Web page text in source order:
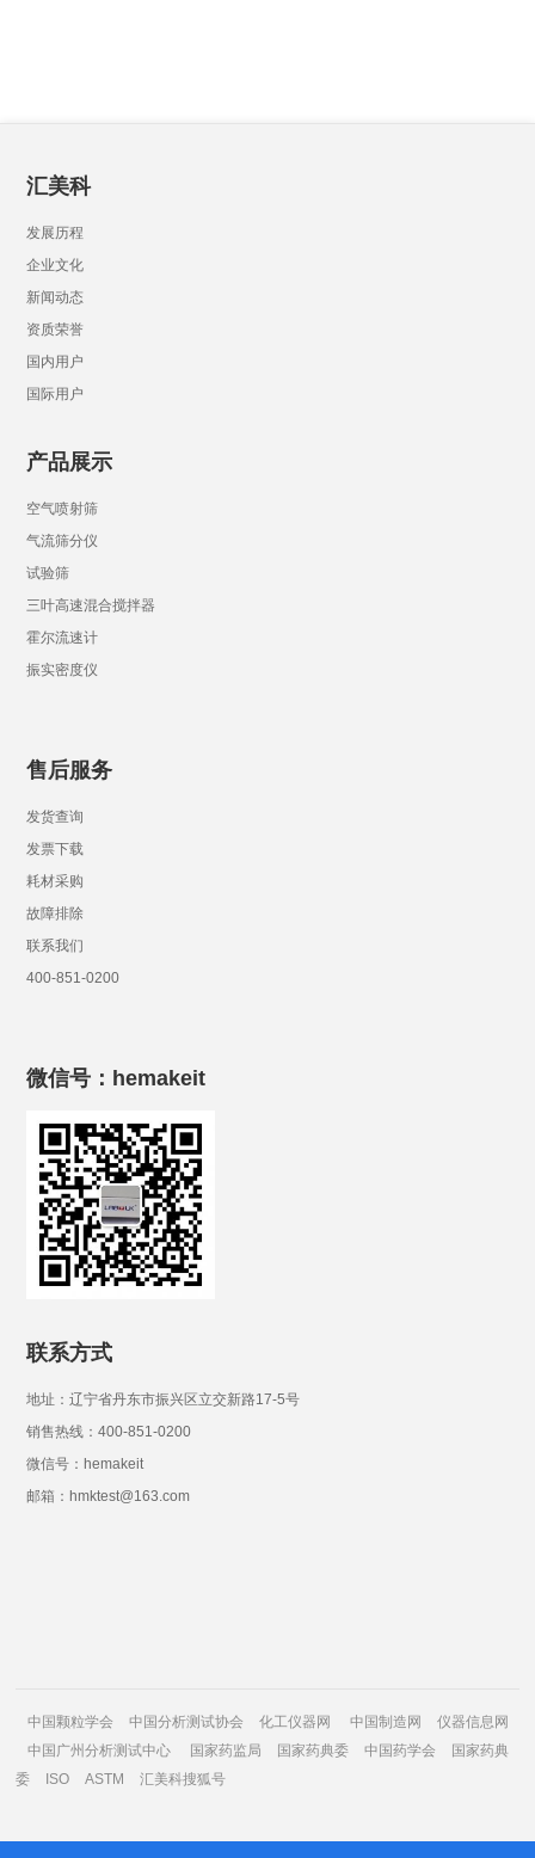
汇美科
发展历程
企业文化
新闻动态
资质荣誉
国内用户
国际用户
产品展示
空气喷射筛
气流筛分仪
试验筛
三叶高速混合搅拌器
霍尔流速计
振实密度仪
售后服务
发货查询
发票下载
耗材采购
故障排除
联系我们
400-851-0200
微信号：hemakeit
联系方式
地址：辽宁省丹东市振兴区立交新路17-5号
销售热线：400-851-0200
微信号：hemakeit
邮箱：hmktest@163.com
中国颗粒学会 中国分析测试协会 化工仪器网 中国制造网
仪器信息网
中国广州分析测试中心
国家药监局 国家药典委 中国药学会
国家药典
委
ISO ASTM 汇美科搜狐号